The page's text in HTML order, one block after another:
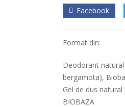
Facebook
Format din:
Deodorant natural
bergamota),
Gel de dus
BIOBAZA